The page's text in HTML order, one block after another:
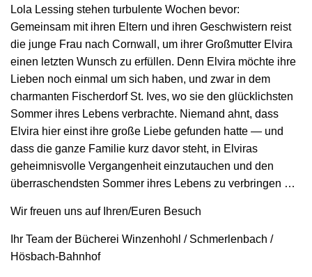
Lola Lessing stehen turbulente Wochen bevor:
Gemeinsam mit ihren Eltern und ihren Geschwistern reist
die junge Frau nach Cornwall, um ihrer Großmutter Elvira
einen letzten Wunsch zu erfüllen. Denn Elvira möchte ihre
Lieben noch einmal um sich haben, und zwar in dem
charmanten Fischerdorf St. Ives, wo sie den glücklichsten
Sommer ihres Lebens verbrachte. Niemand ahnt, dass
Elvira hier einst ihre große Liebe gefunden hatte — und
dass die ganze Familie kurz davor steht, in Elviras
geheimnisvolle Vergangenheit einzutauchen und den
überraschendsten Sommer ihres Lebens zu verbringen …
Wir freuen uns auf Ihren/Euren Besuch
Ihr Team der Bücherei Winzenhohl / Schmerlenbach /
Hösbach-Bahnhof